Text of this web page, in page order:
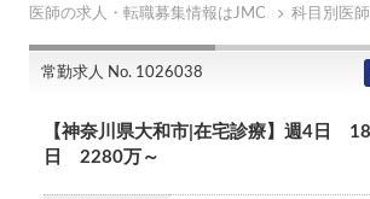
医師の求人・転職募集情報はJMC
科目別医
常勤求人 No. 1026038
【神奈川県大和市|在宅診療】週4日
日 2280万～